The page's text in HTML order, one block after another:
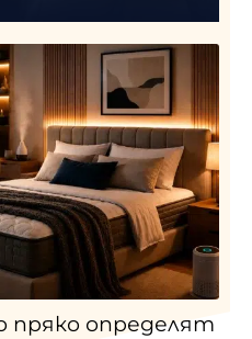
пряко определят